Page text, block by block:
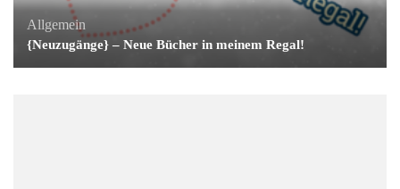
Allgemein
{Neuzugänge} – Neue Bücher in meinem Regal!